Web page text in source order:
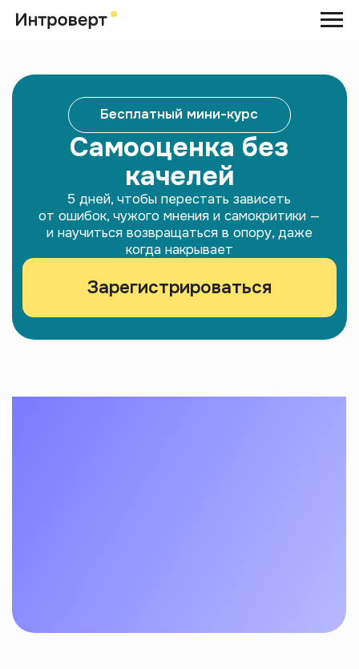
Самооценка без
качелей
5 дней, чтобы перестать зависеть
от ошибок, чужого мнения и самокритики —
и научиться возвращаться в опору, даже
когда накрывает
Зарегистрироваться